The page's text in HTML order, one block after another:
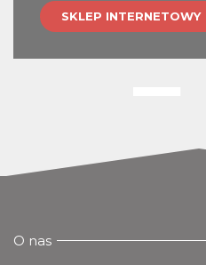
SKLEP INTERNETOWY
O nas